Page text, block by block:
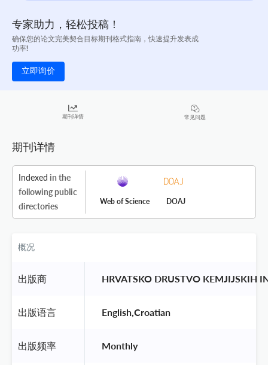
专家助力，轻松投稿！
确保您的论文完美契合目标期刊格式指南，快速提升发表成
功率!
立即询价
期刊详情 常见问题
期刊详情
Indexed in the
following public
directories
Web of Science DOAJ
概况
出版商 HRVATSKO DRUSTVO KEMJIJSKIH
出版语言 English,Croatian
出版频率 Monthly